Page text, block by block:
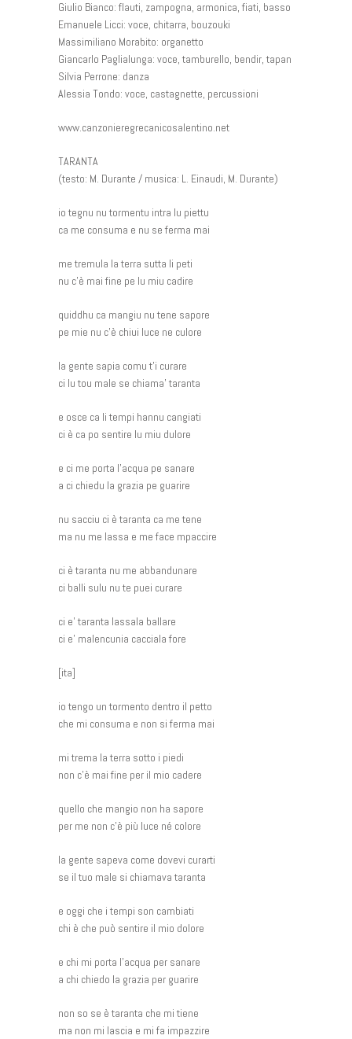
Giulio Bianco: flauti, zampogna, armonica, fiati, basso
Emanuele Licci: voce, chitarra, bouzouki
Massimiliano Morabito: organetto
Giancarlo Paglialunga: voce, tamburello, bendir, tapan
Silvia Perrone: danza
Alessia Tondo: voce, castagnette, percussioni
www.canzonieregrecanicosalentino.net
TARANTA
(testo: M. Durante / musica: L. Einaudi, M. Durante)
io tegnu nu tormentu intra lu piettu
ca me consuma e nu se ferma mai
me tremula la terra sutta li peti
nu c’è mai fine pe lu miu cadire
quiddhu ca mangiu nu tene sapore
pe mie nu c’è chiui luce ne culore
la gente sapia comu t’i curare
ci lu tou male se chiama’ taranta
e osce ca li tempi hannu cangiati
ci è ca po sentire lu miu dulore
e ci me porta l’acqua pe sanare
a ci chiedu la grazia pe guarire
nu sacciu ci è taranta ca me tene
ma nu me lassa e me face mpaccire
ci è taranta nu me abbandunare
ci balli sulu nu te puei curare
ci e’ taranta lassala ballare
ci e’ malencunia cacciala fore
[ita]
io tengo un tormento dentro il petto
che mi consuma e non si ferma mai
mi trema la terra sotto i piedi
non c’è mai fine per il mio cadere
quello che mangio non ha sapore
per me non c’è più luce né colore
la gente sapeva come dovevi curarti
se il tuo male si chiamava taranta
e oggi che i tempi son cambiati
chi è che può sentire il mio dolore
e chi mi porta l’acqua per sanare
a chi chiedo la grazia per guarire
non so se è taranta che mi tiene
ma non mi lascia e mi fa impazzire